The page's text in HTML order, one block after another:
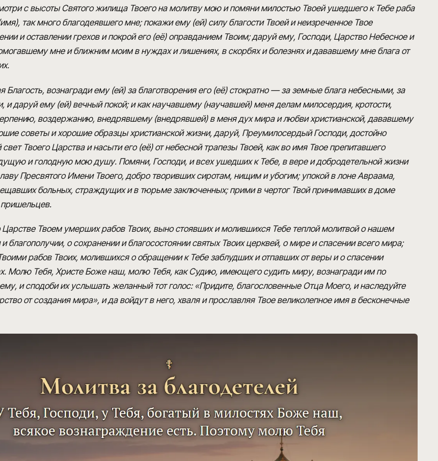
с высоты Святого жилища Твоего на молитву мою и помяни милостью Твоей ушедшего к Тебе раба
так много благодеявшего мне; покажи ему (ей) силу благости Твоей и неизреченное Твое
и оставлении грехов и покрой его (её) оправданием Твоим; даруй ему, Господи, Царство Небесное и
мне и ближним моим в нуждах и лишениях, в скорбях и болезнях и дававшему мне блага от
Благость, вознагради ему (ей) за благотворения его (её) стократно — за земные блага небесными, за
даруй ему (ей) вечный покой; и как научавшему (научавшей) меня делам милосердия, кротости,
воздержанию, внедрявшему (внедрявшей) в меня дух мира и любви христианской, дававшему
советы и хорошие образцы христианской жизни, даруй, Преумилосердый Господи, достойно
Твоего Царства и насыти его (её) от небесной трапезы Твоей, как во имя Твое препитавшего
и голодную мою душу. Помяни, Господи, и всех ушедших к Тебе, в вере и добродетельной жизни
Пресвятого Имени Твоего, добро творивших сиротам, нищим и убогим; упокой в лоне Авраама,
больных, страждущих и в тюрьме заключенных; прими в чертог Твой принимавших в доме
Твоем умерших рабов Твоих, выно стоявших и молившихся Тебе теплой молитвой о нашем
благополучии, о сохранении и благосостоянии святых Твоих церквей, о мире и спасении всего мира;
рабов Твоих, молившихся о обращении к Тебе заблудших и отпавших от веры и о спасении
Молю Тебя, Христе Боже наш, молю Тебя, как Судию, имеющего судить миру, вознагради им по
и сподоби их услышать желанный тот голос: «Придите, благословенные Отца Моего, и наследуйте
от создания мира», и да войдут в него, хваля и прославляя Твое великолепное имя в бесконечные